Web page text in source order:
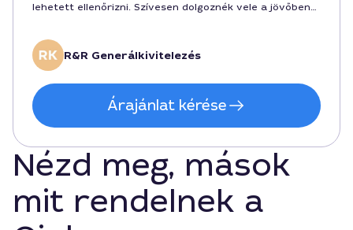
lehetett ellenőrizni. Szívesen dolgoznék vele a jövőben
R&R Generálkivitelezés
Árajánlat kérése
Nézd meg, mások
mit rendelnek a